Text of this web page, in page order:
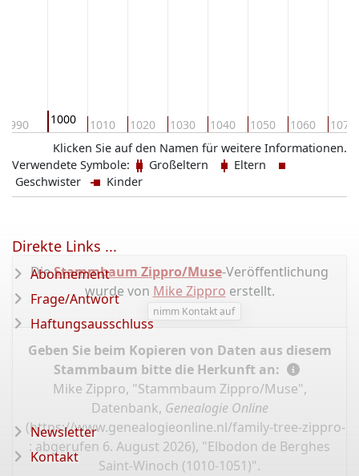
990 1000 1010 1020 1030 1040 1050 1060 1070
Klicken Sie auf den Namen für weitere Informationen.
Verwendete Symbole:
Großeltern
Eltern
Geschwister
Kinder
DieStammbaum Zippro/Muse-Veröffentlichung
wurde von Mike Zippro erstellt.
nimm Kontakt auf
Geben Sie beim Kopieren von Daten aus diesem
Stammbaum bitte die Herkunft an:
Mike Zippro, "Stammbaum Zippro/Muse",
Datenbank, Genealogie Online
(https://www.genealogieonline.nl/family-tree-zippro-
: abgerufen 6. August 2026), "Elbodon de Berghes
Saint-Winoch (1010-1051)".
Direkte Links ...
Abonnement
Frage/Antwort
Haftungsausschluss
Newsletter
Kontakt